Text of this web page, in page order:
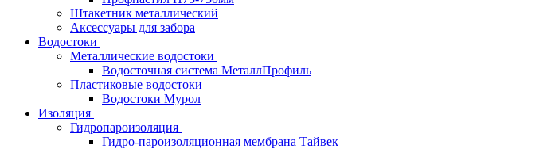
Штакетник металлический
Аксессуары для забора
Водостоки
Металлические водостоки
Водосточная система МеталлПрофиль
Пластиковые водостоки
Водостоки Мурол
Изоляция
Гидропароизоляция
Гидро-пароизоляционная мембрана Тайвек